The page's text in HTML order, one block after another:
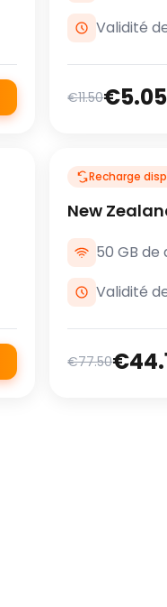
Validité
€11.50€5.05
Recharge
New
50 GB de
Validité
€77.50